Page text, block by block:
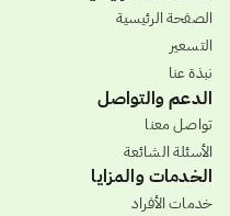
الصفحة الرئيسية
التسعير
نبذة عنا
الدعم والتواصل
تواصل معنا
الأسئلة الشائعة
الخدمات والمزايا
خدمات الأفراد